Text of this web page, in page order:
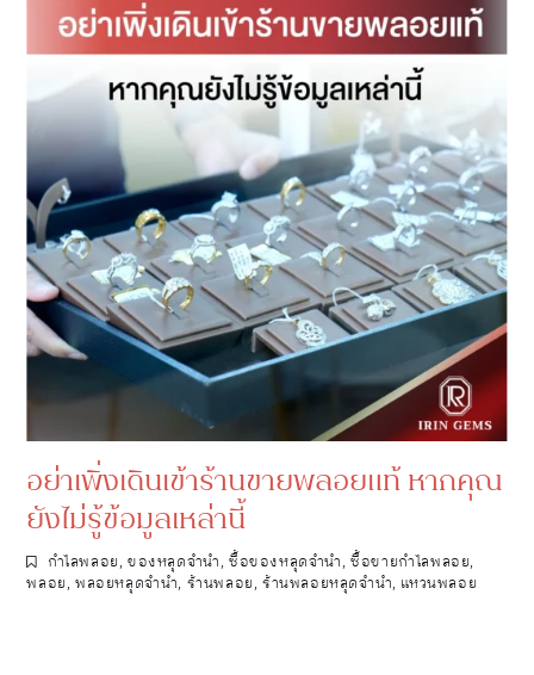
อย่าเพิ่งเดินเข้าร้านขายพลอยแท้ หากคุณ
ยังไม่รู้ข้อมูลเหล่านี้
กำไลพลอย,ของหลุดจำนำ,ซื้อของหลุดจำนำ,ซื้อขายกำไลพลอย,
พลอย, พลอยหลุดจำนำ, ร้านพลอย,ร้านพลอยหลุดจำนำ, แหวนพลอย